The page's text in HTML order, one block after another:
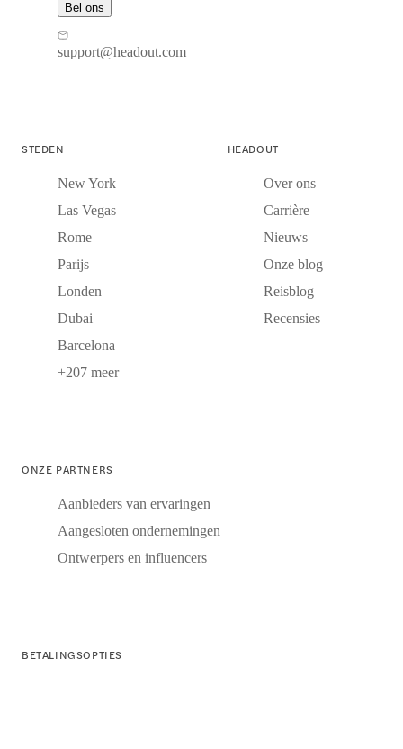
Bel ons
support@headout.com
STEDEN
New York
Las Vegas
Rome
Parijs
Londen
Dubai
Barcelona
+207 meer
HEADOUT
Over ons
Carrière
Nieuws
Onze blog
Reisblog
Recensies
ONZE PARTNERS
Aanbieders van ervaringen
Aangesloten ondernemingen
Ontwerpers en influencers
BETALINGSOPTIES